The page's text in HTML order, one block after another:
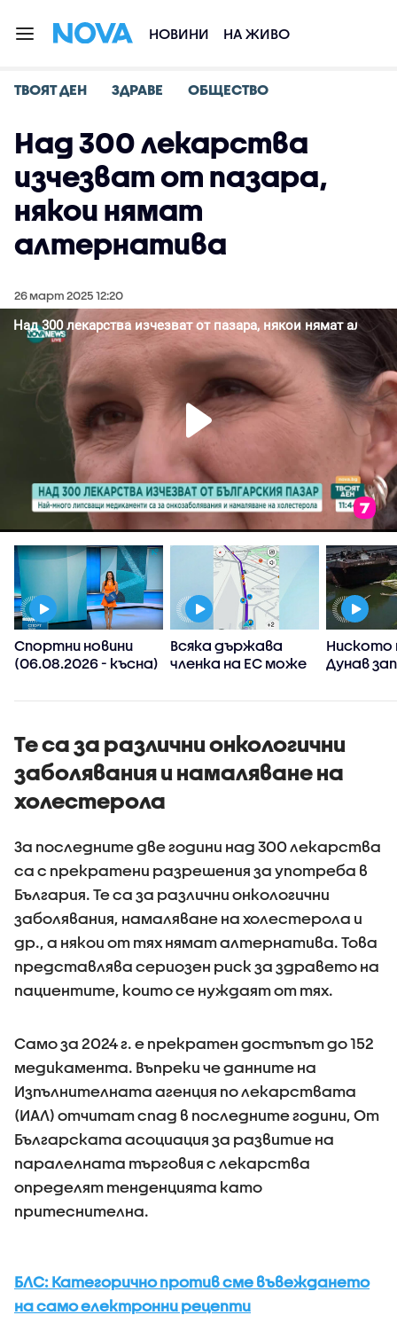
НОВИНИ НА ЖИВО
ТВОЯТ ДЕН ЗДРАВЕ ОБЩЕСТВО
Над 300 лекарства
изчезват от пазара,
някои нямат
алтернатива
26 март 2025 12:20
Спортни новини
(06.08.2026 - късна)
Всяка държава
членка на ЕС може
ограничи
приложения на
информация къде
има проверки на
Ниското
Дунав
Те са за различни онкологични
заболявания и намаляване на
холестерола
За последните две години над 300 лекарства
са с прекратени разрешения за употреба в
България. Те са за различни онкологични
заболявания, намаляване на холестерола и
др., а някои от тях нямат алтернатива. Това
представлява сериозен риск за здравето на
пациентите, които се нуждаят от тях.
Само за 2024 г. е прекратен достъпът до 152
медикамента. Въпреки че данните на
Изпълнителната агенция по лекарствата
(ИАЛ) отчитат спад в последните години, От
Българската асоциация за развитие на
паралелната търговия с лекарства
определят тенденцията като
притеснителна.
БЛС: Категорично против сме въвеждането
на само електронни рецепти